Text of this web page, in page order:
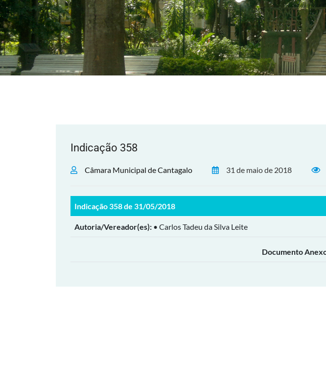
Indicação 358
Câmara Municipal de Cantagalo 31 de maio de 2018
Indicação 358 de 31/05/2018
Autoria/Vereador(es): • Carlos Tadeu da Silva Leite
Documento